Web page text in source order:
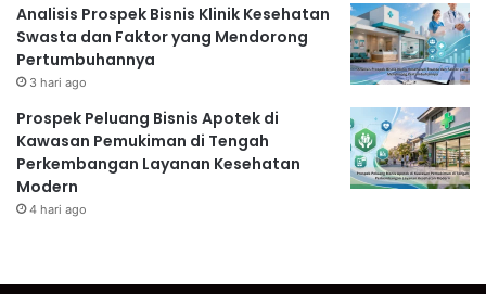
Analisis Prospek Bisnis Klinik Kesehatan
Swasta dan Faktor yang Mendorong
Pertumbuhannya
3 hari ago
Prospek Peluang Bisnis Apotek di
Kawasan Pemukiman di Tengah
Perkembangan Layanan Kesehatan
Modern
4 hari ago